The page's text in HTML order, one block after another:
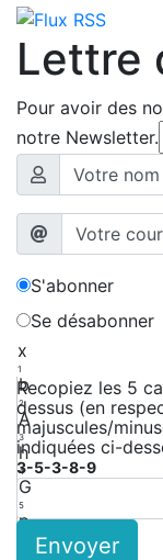
Lettre
Pour avoir des
notre Newsletter.
S'abonner
Se désabonner
x
1
b
2
A
3
h
4
G
5
p
Recopiez les 5
dessus (en
majuscules/
indiquées ci-
3-5-3-8-9
Envoyer